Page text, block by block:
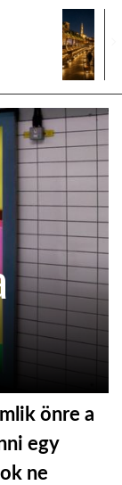
önre a
egy
ne